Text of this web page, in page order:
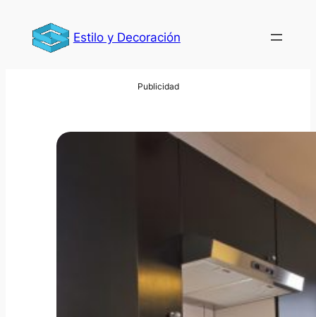
contenido
Estilo y Decoración